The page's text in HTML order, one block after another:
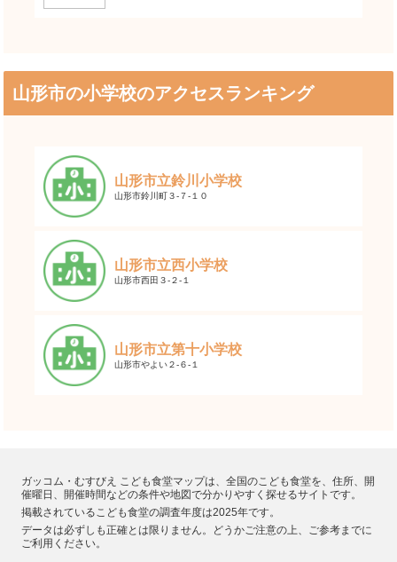
山形市の小学校のアクセスランキング
山形市立鈴川小学校
山形市鈴川町３-７-１０
山形市立西小学校
山形市西田３-２-１
山形市立第十小学校
山形市やよい２-６-１
ガッコム・むすびえ こども食堂マップは、全国のこども食堂を、住所、開
催曜日、開催時間などの条件や地図で分かりやすく探せるサイトです。
掲載されているこども食堂の調査年度は2025年です。
データは必ずしも正確とは限りません。どうかご注意の上、ご参考までに
ご利用ください。